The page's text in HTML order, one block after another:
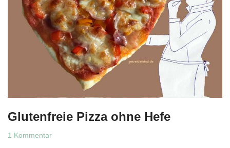
Glutenfreie Pizza ohne Hefe
1 Kommentar